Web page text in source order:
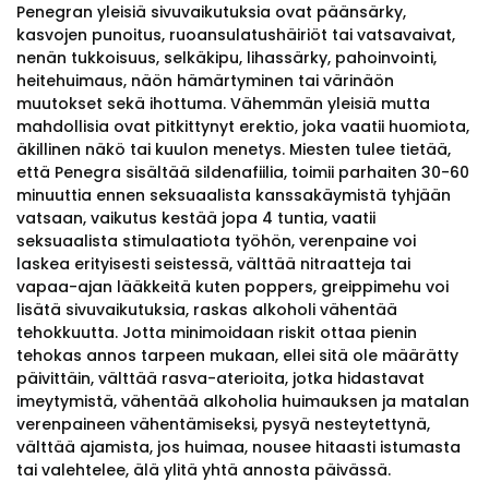
Penegran yleisiä sivuvaikutuksia ovat päänsärky,
kasvojen punoitus, ruoansulatushäiriöt tai vatsavaivat,
nenän tukkoisuus, selkäkipu, lihassärky, pahoinvointi,
heitehuimaus, näön hämärtyminen tai värinäön
muutokset sekä ihottuma. Vähemmän yleisiä mutta
mahdollisia ovat pitkittynyt erektio, joka vaatii huomiota,
äkillinen näkö tai kuulon menetys. Miesten tulee tietää,
että Penegra sisältää sildenafiilia, toimii parhaiten 30-60
minuuttia ennen seksuaalista kanssakäymistä tyhjään
vatsaan, vaikutus kestää jopa 4 tuntia, vaatii
seksuaalista stimulaatiota työhön, verenpaine voi
laskea erityisesti seistessä, välttää nitraatteja tai
vapaa-ajan lääkkeitä kuten poppers, greippimehu voi
lisätä sivuvaikutuksia, raskas alkoholi vähentää
tehokkuutta. Jotta minimoidaan riskit ottaa pienin
tehokas annos tarpeen mukaan, ellei sitä ole määrätty
päivittäin, välttää rasva-aterioita, jotka hidastavat
imeytymistä, vähentää alkoholia huimauksen ja matalan
verenpaineen vähentämiseksi, pysyä nesteytettynä,
välttää ajamista, jos huimaa, nousee hitaasti istumasta
tai valehtelee, älä ylitä yhtä annosta päivässä.